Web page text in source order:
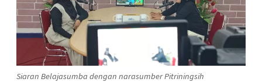
Siaran Belajasumba dengan narasumber Pitriningsih